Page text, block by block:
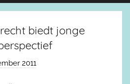
biedt jonge
2011